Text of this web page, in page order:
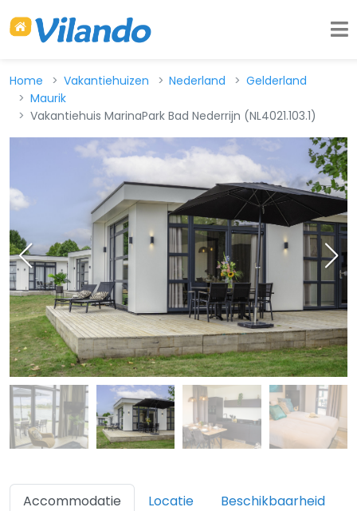
Home Vakantiehuizen Nederland
Gelderland
Maurik
Vakantiehuis MarinaPark Bad Nederrijn (NL4021.103.1)
Accommodatie Locatie Beschikbaarheid